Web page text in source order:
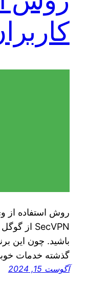
باشید. چون این
گذشته خدمات
آگوست 15, 2024